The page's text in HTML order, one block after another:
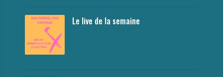
Le live de la semaine